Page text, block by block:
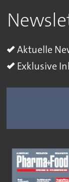
Aktuelle
Exklusive